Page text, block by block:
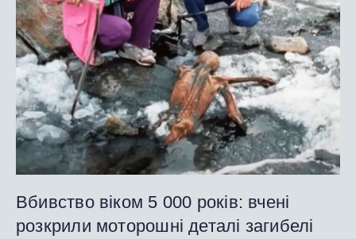
Вбивство віком 5 000 років: вчені
розкрили моторошні деталі загибелі